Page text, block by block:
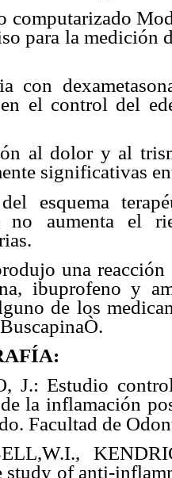
computarizado
para la medición
con
el control del
al dolor y al
significativas
esquema
no aumenta el
una
ibuprofeno y
de los
J.: Estudio
la inflamación
Facultad de
study of anti-